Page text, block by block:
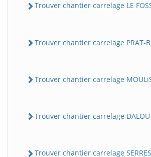
Trouver chantier carrelage LE
Trouver chantier carrelage PRAT-
Trouver chantier carrelage
Trouver chantier carrelage DALOU
Trouver chantier carrelage